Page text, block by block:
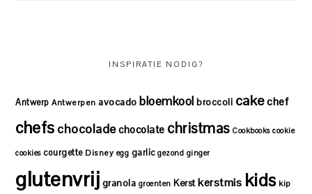
INSPIRATIE NODIG?
Antwerp Antwerpen avocado bloemkool broccoli cakechef
chefs chocoladechocolate christmas Cookbooks cookie
cookies courgette Disney egg garlic gezond ginger
glutenvrij granola groenten Kerst kerstmis kids kip